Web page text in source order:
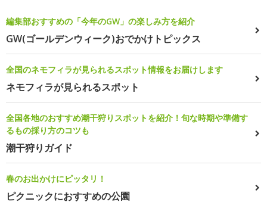
編集部おすすめの「今年のGW」の楽しみ方を紹介
GW(ゴールデンウィーク)おでかけトピックス
全国のネモフィラが見られるスポット情報をお届けします
ネモフィラが見られるスポット
全国各地のおすすめ潮干狩りスポットを紹介！旬な時期や準備す
るもの採り方のコツも
潮干狩りガイド
春のお出かけにピッタリ！
ピクニックにおすすめの公園